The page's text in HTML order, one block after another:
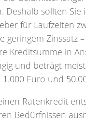
sollten Sie
für Laufzeiten
geringem Zinssatz
Kreditsumme in
und beträgt
Euro und
Ratenkredit
Bedürfnissen